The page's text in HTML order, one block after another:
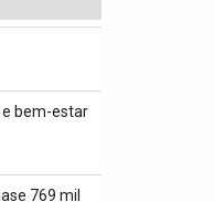
e bem-estar
769 mil